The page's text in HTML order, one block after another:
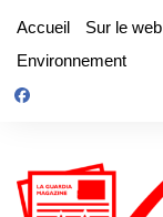
contenu
Accueil Sur le web
Environnement